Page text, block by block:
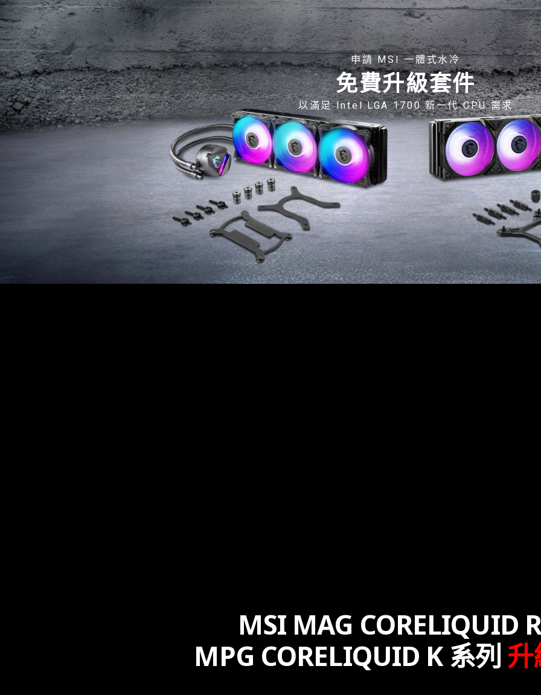
申請 MSI 一體式水冷
免費升級套件
以滿足 Intel LGA 1700 新一代 CPU 需求
MSI MAG CORELIQUID
MPG CORELIQUID K 系列 升